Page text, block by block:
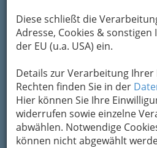
Diese schließt die
Adresse, Cookies &
der EU (u.a. USA) ein.
Details zur Verarbeitung
Rechten finden Sie in der
Hier können Sie Ihre
widerrufen sowie einzelne
abwählen. Notwendige
können nicht abgewählt
und jeder definiert
Lebensstil für sich